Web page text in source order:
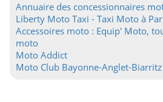
Annuaire des concessionnaires
Liberty Moto Taxi - Taxi Moto à
Accessoires moto : Equip' Moto,
moto
Moto Addict
Moto Club Bayonne-Anglet-